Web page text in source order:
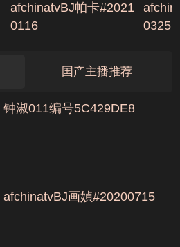
afchinatvBJ帕卡#2021
0116
0325
国产主播推荐
钟淑011编号5C429DE8
afchinatvBJ画媜#20200715